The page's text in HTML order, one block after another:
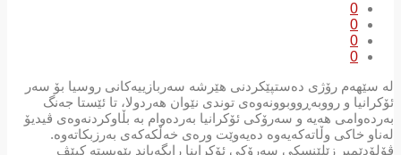
0
0
0
0
لە سێهەم رۆژی دەستپێکردنی هێرشە سەربازییەکانی روسیا بۆ سەر
ئۆکرانیا و رووبەڕووبوونەوەی توندی نێوان هەردولا، تا ئێستا جەنگ
بەردەوامی هەیە و سەرۆکی ئۆکرانیا بەردەوام بە بڵاوکردنەوەی ڤیدیۆ
لەناو خاکی وڵاتەکەیەوە دەیەوێت ورەی خەڵکەکەی بەرزبکاتەوە.
ڤۆلۆدێمیر زێلێنسکی سەرۆکی ئۆکراینا رایگەیاند پێویستە کیێڤ